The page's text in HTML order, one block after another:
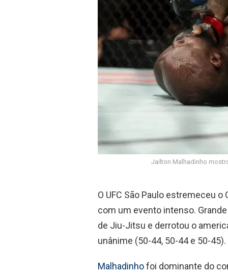
Jailton Malhadinho
O UFC São Paulo estremeceu
com um evento intenso.
de Jiu-Jitsu e derrotou o
unânime (50-44, 50-44 e 50-45).
Malhadinhofoi dominante do